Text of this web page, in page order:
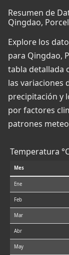
Resumen de
Qingdao,
Explore los
para Qingdao,
tabla detallada
las variaciones
precipitación y
por factores
patrones
Temperatura
Mes
Ene
Feb
Mar
Abr
May